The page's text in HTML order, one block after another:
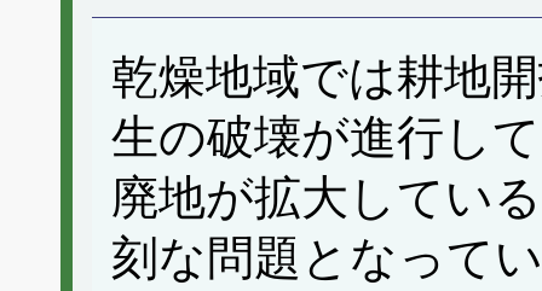
乾燥地域では耕地
生の破壊が進行し
廃地が拡大してい
刻な問題となって